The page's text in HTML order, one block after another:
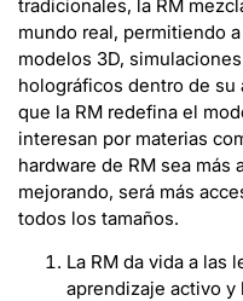
tradicionales, la RM
mundo real, permitiendo
modelos 3D,
holográficos dentro de su
que la RM redefina el
interesan por materias
hardware de RM sea
mejorando, será más
todos los tamaños.
La RM da vida a las
aprendizaje activo